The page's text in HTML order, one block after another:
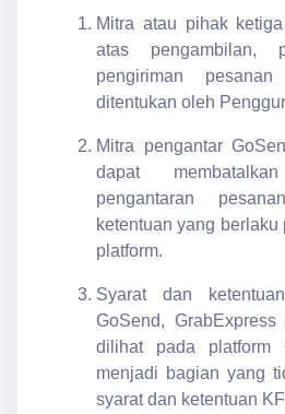
Mitra atau pihak
atas pengambilan,
pengiriman
ditentukan oleh
Mitra pengantar
dapat
pengantaran
ketentuan yang
platform.
Syarat dan
GoSend,
dilihat pada platform
menjadi bagian yang
syarat dan ketentuan